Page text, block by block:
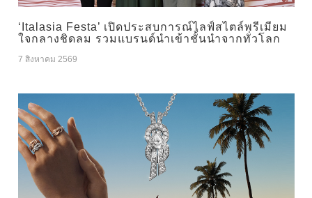
‘Italasia Festa’ เปิดประสบการณ์ไลฟ์สไตล์พรีเมียม
ใจกลางชิดลม รวมแบรนด์นำเข้าชั้นนำจากทั่วโลก
7 สิงหาคม 2569